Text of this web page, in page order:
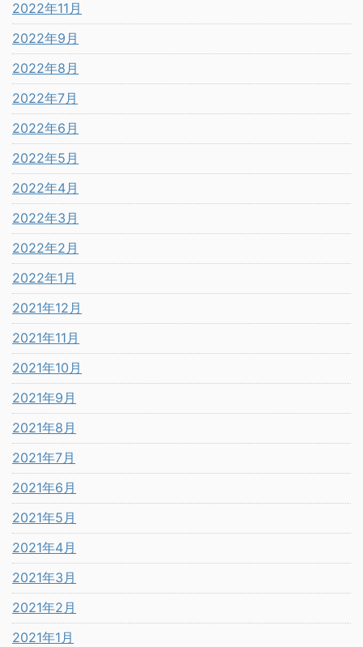
2022年11月
2022年9月
2022年8月
2022年7月
2022年6月
2022年5月
2022年4月
2022年3月
2022年2月
2022年1月
2021年12月
2021年11月
2021年10月
2021年9月
2021年8月
2021年7月
2021年6月
2021年5月
2021年4月
2021年3月
2021年2月
2021年1月